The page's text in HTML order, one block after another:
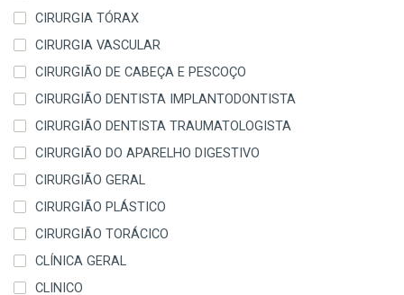
CIRURGIA TÓRAX
CIRURGIA VASCULAR
CIRURGIÃO DE CABEÇA E PESCOÇO
CIRURGIÃO DENTISTA IMPLANTODONTISTA
CIRURGIÃO DENTISTA TRAUMATOLOGISTA
CIRURGIÃO DO APARELHO DIGESTIVO
CIRURGIÃO GERAL
CIRURGIÃO PLÁSTICO
CIRURGIÃO TORÁCICO
CLÍNICA GERAL
CLINICO